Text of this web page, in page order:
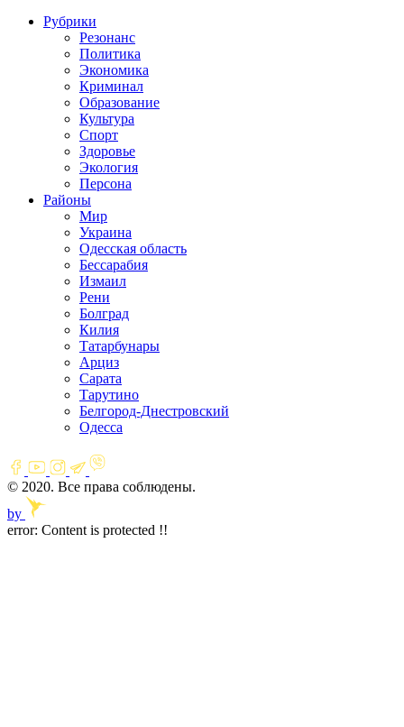
Рубрики
Резонанс
Политика
Экономика
Криминал
Образование
Культура
Спорт
Здоровье
Экология
Персона
Районы
Мир
Украина
Одесская область
Бессарабия
Измаил
Рени
Болград
Килия
Татарбунары
Арциз
Сарата
Тарутино
Белгород-Днестровский
Одесса
© 2020. Все права соблюдены.
by
error: Content is protected !!